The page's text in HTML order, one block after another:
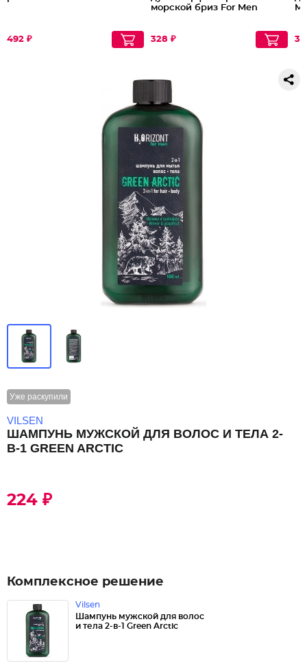
492 ₽
морской бриз For Men
328 ₽
Уже раскупили
VILSEN
ШАМПУНЬ МУЖСКОЙ ДЛЯ ВОЛОС И ТЕЛА 2-
В-1 GREEN ARCTIC
224 ₽
Комплексное решение
Vilsen
Шампунь мужской для волос
и тела 2-в-1 Green Arctic